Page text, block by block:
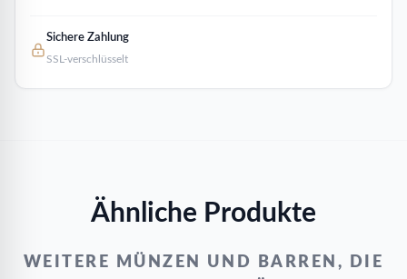
Sichere Zahlung
SSL-verschlüsselt
Ähnliche Produkte
WEITERE MÜNZEN UND BARREN, DIE